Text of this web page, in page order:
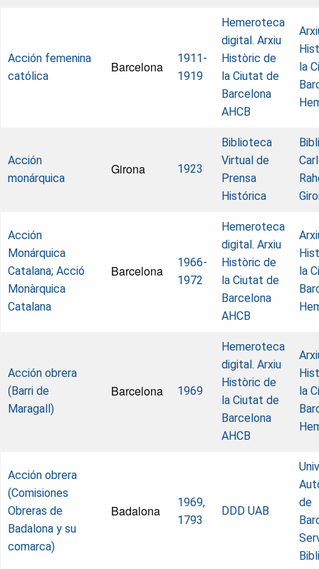
Acción femenina
católica
Barcelona
1911-
1919
Hemeroteca
digital. Arxiu
Històric de
la Ciutat de
Barcelona
AHCB
la
Acción
monárquica
Girona 1923
Biblioteca
Virtual de
Prensa
Histórica
Acción
Monárquica
Catalana; Acció
Monàrquica
Catalana
Barcelona
1966-
1972
Hemeroteca
digital. Arxiu
Històric de
la Ciutat de
Barcelona
AHCB
la
Acción obrera
(Barri de
Maragall)
Barcelona 1969
Hemeroteca
digital. Arxiu
Històric de
la Ciutat de
Barcelona
AHCB
la
Acción obrera
(Comisiones
Obreras de
Badalona y su
comarca)
Badalona
1969,
1793
DDD UAB
de